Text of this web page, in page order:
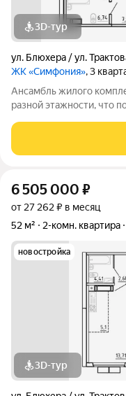
3D-тур
ул. Блюхера / ул.
ЖК «Симфония», 3
Ансамбль жилого
разной этажности, что
времени и предлагаем
отделкой. Заезжайте и
6 505 000 ₽
от 27 262 ₽ в месяц
52 м²
2-комн. квартира
новостройка
3D-тур